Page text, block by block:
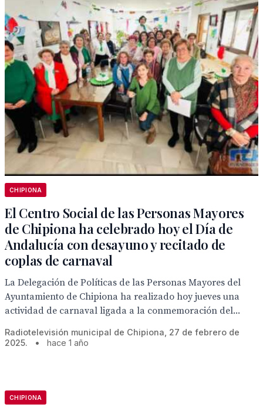
CHIPIONA
El Centro Social de las Personas Mayores
de Chipiona ha celebrado hoy el Día de
Andalucía con desayuno y recitado de
coplas de carnaval
La Delegación de Políticas de las Personas Mayores del
Ayuntamiento de Chipiona ha realizado hoy jueves una
actividad de carnaval ligada a la conmemoración del...
Radiotelevisión municipal de Chipiona, 27 de febrero de
2025.
• hace 1 año
CHIPIONA